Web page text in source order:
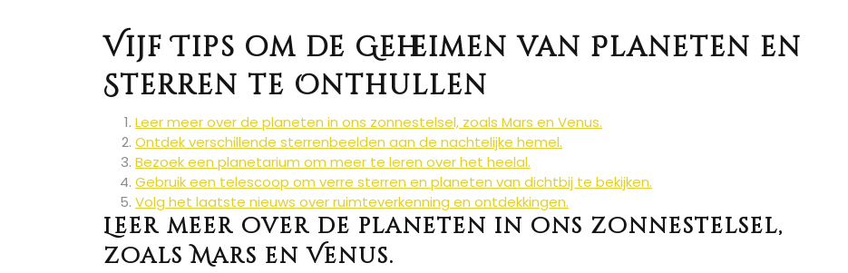
Vijf Tips om de Geheimen van Planeten en
Sterren te Onthullen
Leer meer over de planeten in ons zonnestelsel, zoals Mars en Venus.
Ontdek verschillende sterrenbeelden aan de nachtelijke hemel.
Bezoek een planetarium om meer te leren over het heelal.
Gebruik een telescoop om verre sterren en planeten van dichtbij te bekijken.
Volg het laatste nieuws over ruimteverkenning en ontdekkingen.
Leer meer over de planeten in ons zonnestelsel,
zoals Mars en Venus.